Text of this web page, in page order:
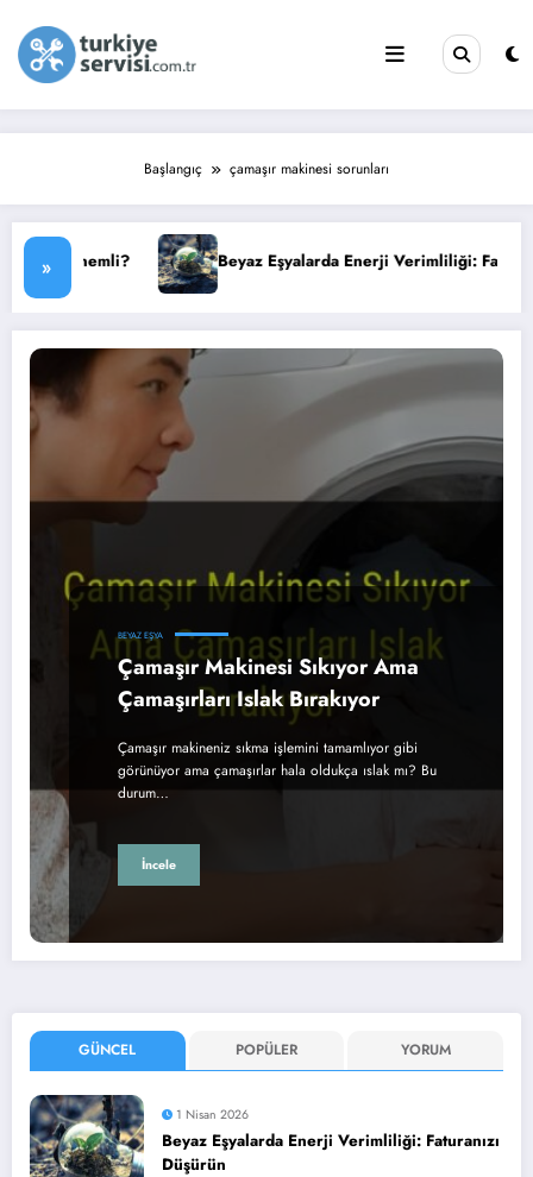
Başlangıç çamaşır makinesi sorunları
» Beyaz Eşyalarda Enerji Verimliliği: Faturanızı Düşürün
BEYAZ EŞYA
Çamaşır Makinesi Sıkıyor Ama
Çamaşırları Islak Bırakıyor
Çamaşır makineniz sıkma işlemini tamamlıyor gibi
görünüyor ama çamaşırlar hala oldukça ıslak mı? Bu
durum…
İncele
GÜNCEL POPÜLER YORUM
1 Nisan 2026
Beyaz Eşyalarda Enerji Verimliliği: Faturanızı
Düşürün